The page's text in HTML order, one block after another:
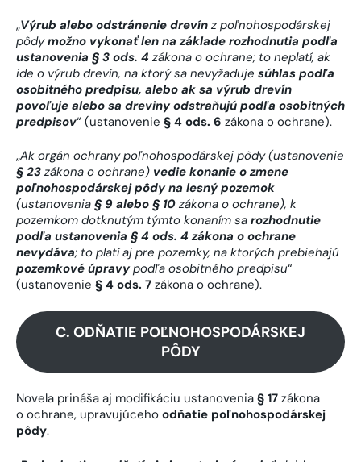
„Výrub alebo odstránenie drevín z poľnohospodárskej
pôdymožno vykonať len na základe rozhodnutia podľa
ustanovenia § 3 ods. 4 zákona o ochrane; to neplatí, ak
ide o výrub drevín, na ktorý sa nevyžaduje súhlas podľa
osobitného predpisu, alebo ak sa výrub drevín
povoľuje alebo sa dreviny odstraňujú podľa osobitných
predpisov“ (ustanovenie § 4 ods. 6 zákona o ochrane).
„Ak orgán ochrany poľnohospodárskej pôdy (ustanovenie
§ 23 zákona o ochrane) vedie konanie o zmene
poľnohospodárskej pôdy na lesný pozemok
(ustanovenia § 9 alebo § 10 zákona o ochrane), k
pozemkom dotknutým týmto konaním sa rozhodnutie
podľa ustanovenia § 4 ods. 4 zákona o ochrane
nevydáva; to platí aj pre pozemky, na ktorých prebiehajú
pozemkové úpravypodľa osobitného predpisu“
(ustanovenie § 4 ods. 7 zákona o ochrane).
C. ODŇATIE POĽNOHOSPODÁRSKEJ
PÔDY
Novela prináša aj modifikáciu ustanovenia § 17 zákona
o ochrane, upravujúceho odňatie poľnohospodárskej
pôdy.